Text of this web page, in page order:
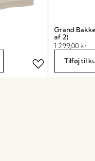
Grand
af 2)
1.299,00 kr.
Tilføj til